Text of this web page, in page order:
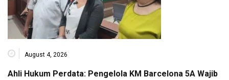
August 4, 2026
Ahli Hukum Perdata: Pengelola KM Barcelona 5A Wajib